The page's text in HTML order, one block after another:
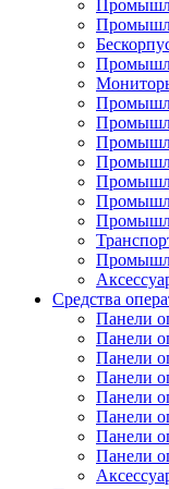
Средства
Панели
Панели
Панели
Панели
Панели
Панели
Панели
Панели